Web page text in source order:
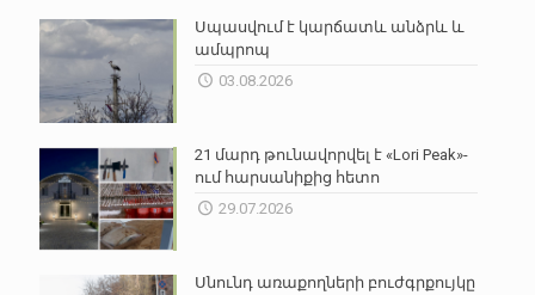
Սպասվում է կարճատև անձրև և
ամպրոպ
03.08.2026
21 մարդ թունավորվել է «Lori Peak»-
ում հարսանիքից հետո
29.07.2026
Սնունդ առաքողների բուժգրքույկը